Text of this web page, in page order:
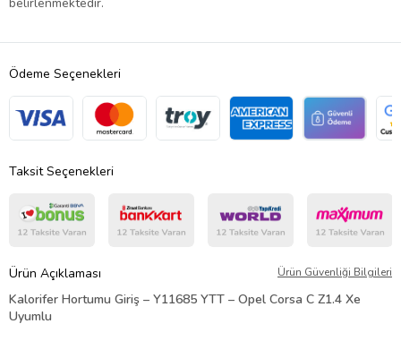
belirlenmektedir.
Ödeme Seçenekleri
Taksit Seçenekleri
Ürün Açıklaması Ürün Güvenliği Bilgileri
Kalorifer Hortumu Giriş – Y11685 YTT – Opel Corsa C Z1.4 Xe
Uyumlu